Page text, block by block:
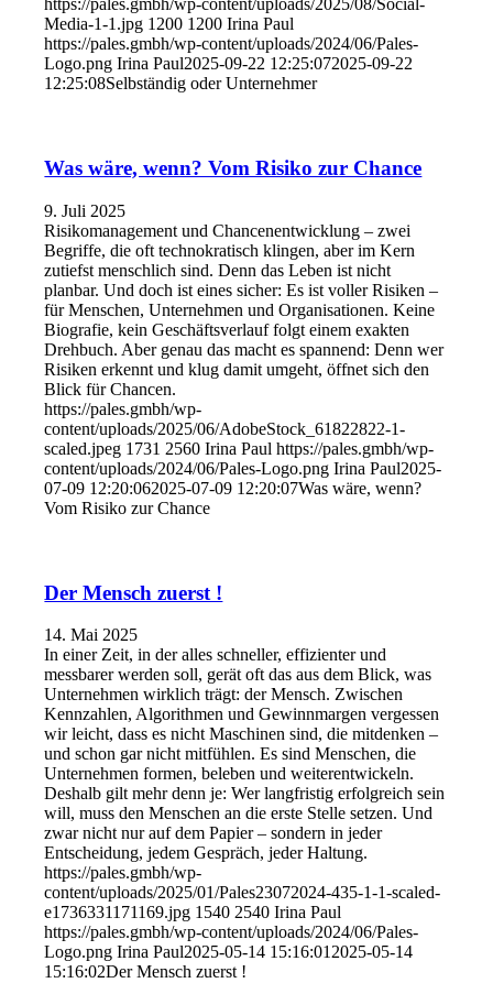
https://pales.gmbh/wp-content/uploads/2025/08/Social-
Media-1-1.jpg 1200 1200 Irina Paul
https://pales.gmbh/wp-content/uploads/2024/06/Pales-
Logo.png Irina Paul2025-09-22 12:25:072025-09-22
12:25:08Selbständig oder Unternehmer
Was wäre, wenn? Vom Risiko zur Chance
9. Juli 2025
Risikomanagement und Chancenentwicklung – zwei
Begriffe, die oft technokratisch klingen, aber im Kern
zutiefst menschlich sind. Denn das Leben ist nicht
planbar. Und doch ist eines sicher: Es ist voller Risiken –
für Menschen, Unternehmen und Organisationen. Keine
Biografie, kein Geschäftsverlauf folgt einem exakten
Drehbuch. Aber genau das macht es spannend: Denn wer
Risiken erkennt und klug damit umgeht, öffnet sich den
Blick für Chancen.
https://pales.gmbh/wp-
content/uploads/2025/06/AdobeStock_61822822-1-
scaled.jpeg 1731 2560 Irina Paul https://pales.gmbh/wp-
content/uploads/2024/06/Pales-Logo.png Irina Paul2025-
07-09 12:20:062025-07-09 12:20:07Was wäre, wenn?
Vom Risiko zur Chance
Der Mensch zuerst !
14. Mai 2025
In einer Zeit, in der alles schneller, effizienter und
messbarer werden soll, gerät oft das aus dem Blick, was
Unternehmen wirklich trägt: der Mensch. Zwischen
Kennzahlen, Algorithmen und Gewinnmargen vergessen
wir leicht, dass es nicht Maschinen sind, die mitdenken –
und schon gar nicht mitfühlen. Es sind Menschen, die
Unternehmen formen, beleben und weiterentwickeln.
Deshalb gilt mehr denn je: Wer langfristig erfolgreich sein
will, muss den Menschen an die erste Stelle setzen. Und
zwar nicht nur auf dem Papier – sondern in jeder
Entscheidung, jedem Gespräch, jeder Haltung.
https://pales.gmbh/wp-
content/uploads/2025/01/Pales23072024-435-1-1-scaled-
e1736331171169.jpg 1540 2540 Irina Paul
https://pales.gmbh/wp-content/uploads/2024/06/Pales-
Logo.png Irina Paul2025-05-14 15:16:01 2025-05-14
15:16:02Der Mensch zuerst !